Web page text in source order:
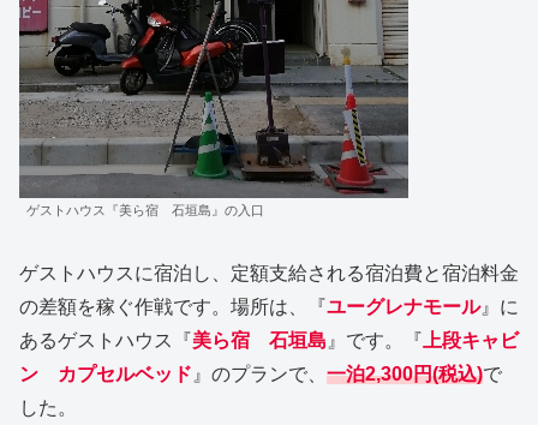
ゲストハウス『美ら宿 石垣島』の入口
ゲストハウスに宿泊し、定額支給される宿泊費と宿泊料金
の差額を稼ぐ作戦です。場所は、『ユーグレナモール』に
あるゲストハウス『美ら宿 石垣島 』です。『 上段キャビ
ン カプセルベッド 』のプランで、 一泊2,300円(税込)で
した。